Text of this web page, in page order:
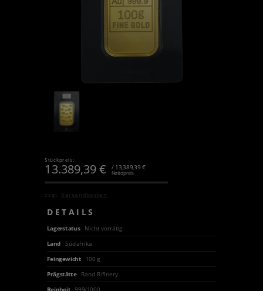
Stückpreis:
13.389,39€ / 13,389,39 €
Nettopreis
zzgl.Versandkosten
DETAILS
Lagerstatus Nicht vorrätig
Land
Südafrika
Feingewicht
100 g
Prägstätte
Rand Rifinery
Reinheit 999/1000